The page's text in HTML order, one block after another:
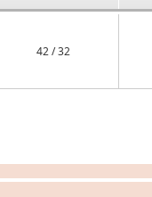
42 / 32